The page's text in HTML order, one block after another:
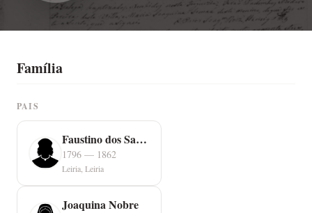
Família
PAIS
Faustino dos Santos
1796 — 1862
Leiria, Leiria
Joaquina Nobre